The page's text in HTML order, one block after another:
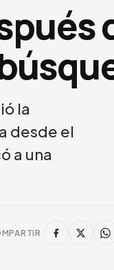
la
desde el
a una